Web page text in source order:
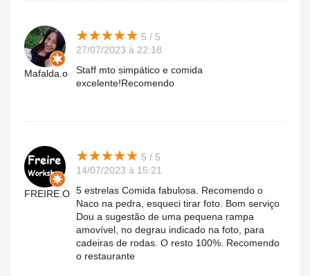
Mafalda.o
★★★★★
★★★★★ 5 / 5
27/07/2023 à 22:18
Staff mto simpático e comida
excelente!Recomendo
FREIRE.O
★★★★★
★★★★★ 5 / 5
14/07/2023 à 15:21
5 estrelas Comida fabulosa. Recomendo o
Naco na pedra, esqueci tirar foto. Bom serviço
Dou a sugestão de uma pequena rampa
amovível, no degrau indicado na foto, para
cadeiras de rodas. O resto 100%. Recomendo
o restaurante